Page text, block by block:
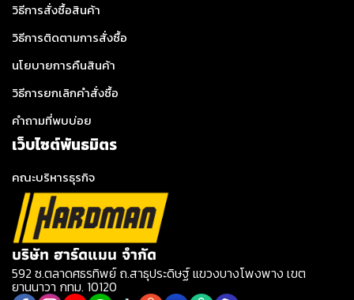
วิธีการสั่งซื้อสินค้า
วิธีการติดตามการสั่งซื้อ
นโยบายการคืนสินค้า
วิธีการยกเลิกคำสั่งซื้อ
คำถามที่พบบ่อย
เว็บไซต์พันธมิตร
คณะบริหารธุรกิจ
บริษัท ฮาร์ดแมน จำกัด
592 ซ.ตลาดศธรทิพย์ ถ.สาธุประดิษฐ์ แขวงบางโพงพาง เขต
ยานนาวา กทม. 10120